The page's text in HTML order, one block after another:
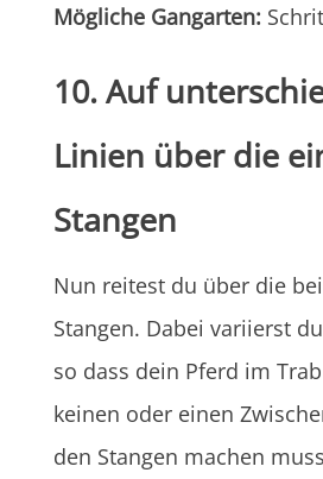
Mögliche Gangarten:
10. Auf
Linien über die
Stangen
Nun reitest du über die
Stangen. Dabei variierst
so dass dein Pferd im
keinen oder einen
den Stangen machen